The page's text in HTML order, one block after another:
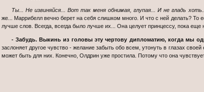
Ты... Не извиняйся... Вот так меня обнимая, глупая... И не гладь
же... Маррибелл вечно берет на себя слишком много. И что с ней делать? То
лучше слов. Всегда, всегда было лучше их... Она целует принцессу, пока еще
- Забудь. Выкинь из головы эту чертову дипломатию, когда мы
заслоняет другое чувство - желание забыть обо всем, утонуть в глазах
может быть для них. Конечно, Олдрин уже простила. Потому что она